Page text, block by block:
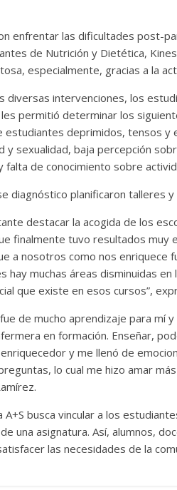
enfrentar las dificultades post-
de Nutrición y Dietética,
especialmente, gracias a la
diversas intervenciones, los
permitió determinar los
estudiantes deprimidos, tensos y
y sexualidad, baja percepción
falta de conocimiento sobre
diagnóstico planificaron talleres
destacar la acogida de los
finalmente tuvo resultados muy
a nosotros como nos enriquece
hay muchas áreas disminuidas
que existe en esos cursos”,
de mucho aprendizaje para mí
en formación. Enseñar,
y me llenó de
lo cual me hizo amar
A+S busca vincular a los
una asignatura. Así, alumnos,
las necesidades de la